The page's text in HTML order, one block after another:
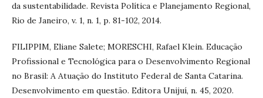
da sustentabilidade. Revista Política e Planejamento Regional,
Rio de Janeiro, v. 1, n. 1, p. 81-102, 2014.
FILIPPIM, Eliane Salete; MORESCHI, Rafael Klein. Educação
Profissional e Tecnológica para o Desenvolvimento Regional
no Brasil: A Atuação do Instituto Federal de Santa Catarina.
Desenvolvimento em questão. Editora Unijuí, n. 45, 2020.